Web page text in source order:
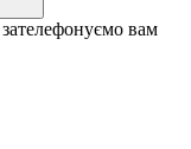
вам